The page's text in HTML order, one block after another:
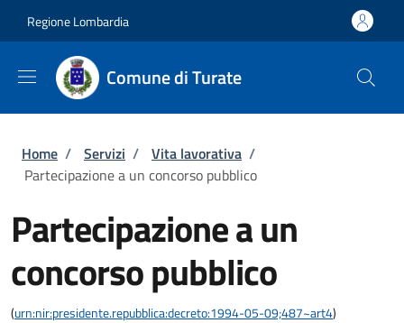
Regione Lombardia
Comune di Turate
Briciole di pane
Home / Servizi / Vita lavorativa /
Partecipazione a un concorso pubblico
Partecipazione a un
concorso pubblico
(urn:nir:presidente.repubblica:decreto:1994-05-09;487~art4)